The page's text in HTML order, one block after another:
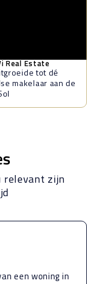
Real Estate
tot dé
makelaar aan de
relevant zijn
een woning in